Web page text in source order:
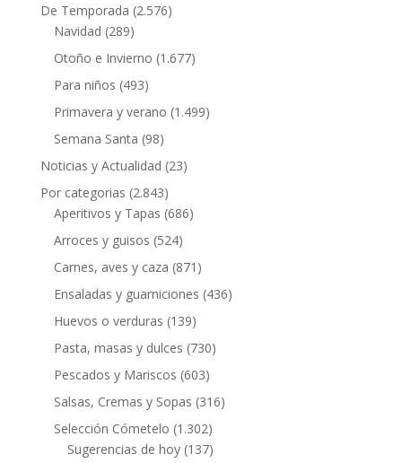
De Temporada (2.576)
Navidad (289)
Otoño e Invierno (1.677)
Para niños (493)
Primavera y verano (1.499)
Semana Santa (98)
Noticias y Actualidad (23)
Por categorias (2.843)
Aperitivos y Tapas (686)
Arroces y guisos (524)
Carnes, aves y caza (871)
Ensaladas y guarniciones (436)
Huevos o verduras (139)
Pasta, masas y dulces (730)
Pescados y Mariscos (603)
Salsas, Cremas y Sopas (316)
Selección Cómetelo (1.302)
Sugerencias de hoy(137)